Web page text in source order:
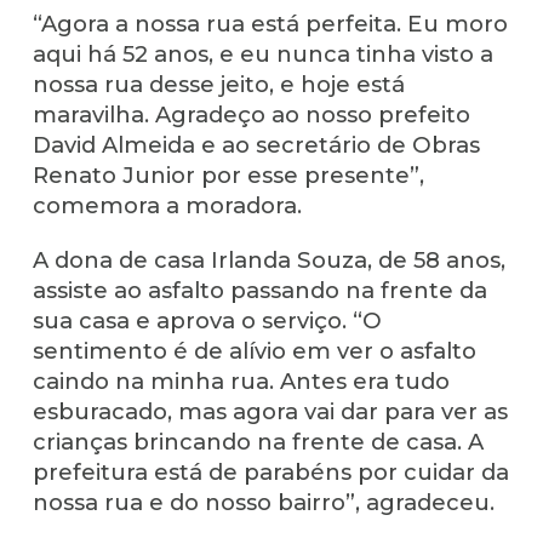
“Agora a nossa rua está perfeita. Eu moro
aqui há 52 anos, e eu nunca tinha visto a
nossa rua desse jeito, e hoje está
maravilha. Agradeço ao nosso prefeito
David Almeida e ao secretário de Obras
Renato Junior por esse presente”,
comemora a moradora.
A dona de casa Irlanda Souza, de 58 anos,
assiste ao asfalto passando na frente da
sua casa e aprova o serviço. “O
sentimento é de alívio em ver o asfalto
caindo na minha rua. Antes era tudo
esburacado, mas agora vai dar para ver as
crianças brincando na frente de casa. A
prefeitura está de parabéns por cuidar da
nossa rua e do nosso bairro”, agradeceu.